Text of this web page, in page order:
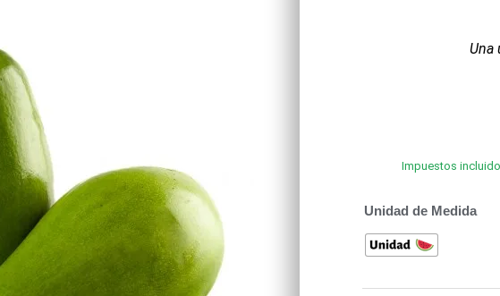
Una
Impuestos
Unidad de Medida